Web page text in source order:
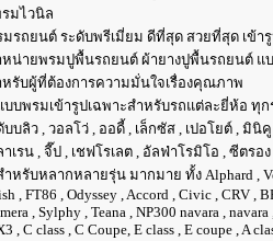
มไวนิล
รถยนต์ ระดับพรีเมี่ยม ดีที่สุด สวยที่สุด เข้ารู
น่ายพรมปูพื้นรถยนต์ ผ้ายางปูพื้นรถยนต์ แบบ
หรับผู้ที่ต้องการความมั่นใจเรื่องคุณภาพ
บพรมเข้ารูปเฉพาะสำหรับรถแต่ละยี่ห้อ ทุก
บลิว , วอลโว่ , ออดี้ , เล็กซัส , เปอโยต์ , มินิ
าเรน , จี๊ป , เชฟโรเลต , อัลฟ่าโรมิโอ , ซีตร
หรับหลากหลายรุ่น มากมาย ทั้ง Alphard ,
, FT86 , Odyssey , Accord , Civic , CRV ,
, Sylphy , Teana , NP300 navara ,
, C class , C Coupe, E class , E coupe , A